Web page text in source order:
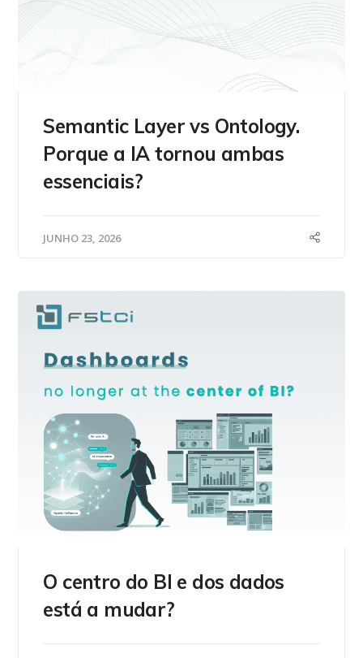
Semantic Layer vs Ontology.
Porque a IA tornou ambas
essenciais?
JUNHO 23, 2026
O centro do BI e dos dados
está a mudar?